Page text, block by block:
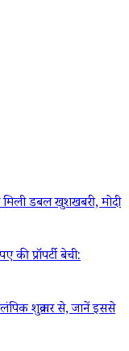
डबल खुशखबरी, मोदी
प्रॉपर्टी बेची:
शुक्रवार से, जानें इससे